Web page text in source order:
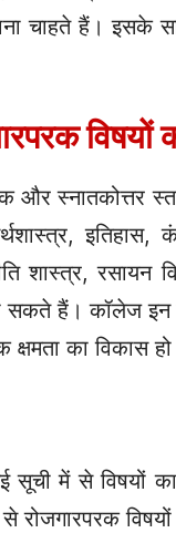
चाहते हैं। इसके
विषयों
और स्नातकोत्तर
इतिहास,
शास्त्र, रसायन
हैं। कॉलेज इन
क्षमता का विकास
गई सूची में से